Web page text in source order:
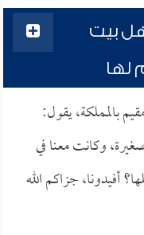
بيت
لها
بالمملكة، يقول:
وكانت معنا في
أفيدونا، جزاكم الله